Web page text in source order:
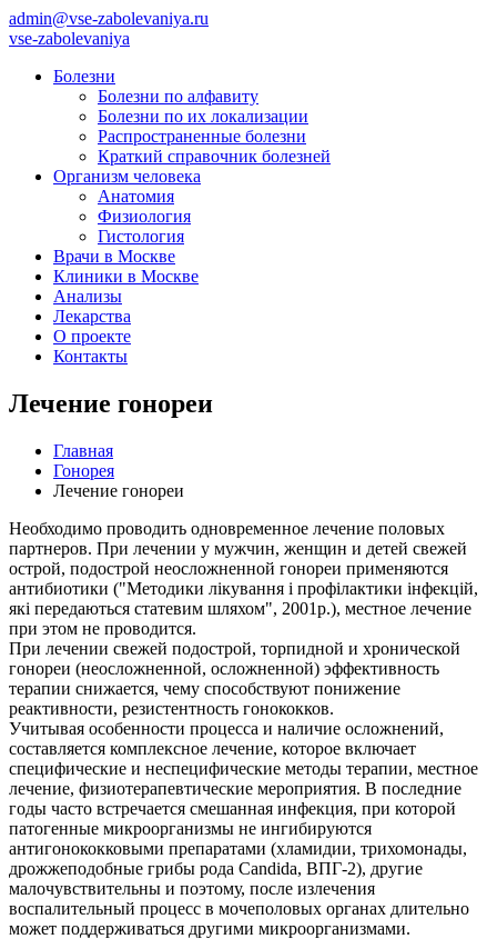
admin@vse-zabolevaniya.ru
vse-zabolevaniya
Болезни
Болезни по алфавиту
Болезни по их локализации
Распространенные болезни
Краткий справочник болезней
Организм человека
Анатомия
Физиология
Гистология
Врачи в Москве
Клиники в Москве
Анализы
Лекарства
О проекте
Контакты
Лечение гонореи
Главная
Гонорея
Лечение гонореи
Необходимо проводить одновременное лечение половых
партнеров. При лечении у мужчин, женщин и детей свежей
острой, подострой неосложненной гонореи применяются
антибиотики ("Методики лікування i профілактики інфекцій,
які передаються статевим шляхом", 2001р.), местное лечение
при этом не проводится.
При лечении свежей подострой, торпидной и хронической
гонореи (неосложненной, осложненной) эффективность
терапии снижается, чему способствуют понижение
реактивности, резистентность гонококков.
Учитывая особенности процесса и наличие осложнений,
составляется комплексное лечение, которое включает
специфические и неспецифические методы терапии, местное
лечение, физиотерапевтические мероприятия. В последние
годы часто встречается смешанная инфекция, при которой
патогенные микроорганизмы не ингибируются
антигонококковыми препаратами (хламидии, трихомонады,
дрожжеподобные грибы рода Candida, ВПГ-2), другие
малочувствительны и поэтому, после излечения
воспалительный процесс в мочеполовых органах длительно
может поддерживаться другими микроорганизмами.